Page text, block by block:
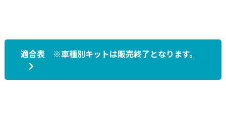
適合表 ※車種別キットは販売終了となります。